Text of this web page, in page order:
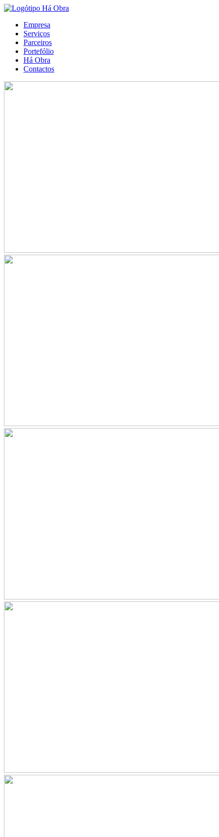
Empresa
Serviços
Parceiros
Portefólio
Há Obra
Contactos